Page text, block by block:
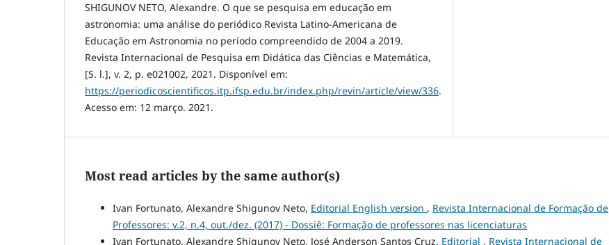
SHIGUNOV NETO, Alexandre. O que se pesquisa em educação em
astronomia: uma análise do periódico Revista Latino-Americana de
Educação em Astronomia no período compreendido de 2004 a 2019.
Revista Internacional de Pesquisa em Didática das Ciências e Matemática,
[S. l.], v. 2, p. e021002, 2021. Disponível em:
https://periodicoscientificos.itp.ifsp.edu.br/index.php/revin/article/view/336.
Acesso em: 12 março. 2021.
Most read articles by the same author(s)
Ivan Fortunato, Alexandre Shigunov Neto, Editorial English version , Revista Internacional de Formação de
Professores: v.2, n.4, out./dez. (2017) - Dossiê: Formação de professores nas licenciaturas
Ivan Fortunato, Alexandre Shigunov Neto, José Anderson Santos Cruz, Editorial , Revista Internacional de